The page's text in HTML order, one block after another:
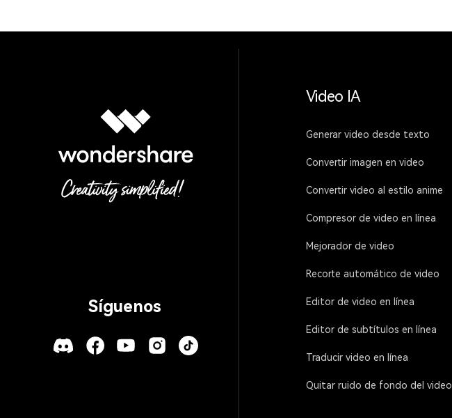
Síguenos
Video IA
Generar video desde texto
Convertir imagen en video
Convertir video al estilo anime
Compresor de video en línea
Mejorador de video
Recorte automático de video
Editor de video en línea
Editor de subtítulos en línea
Traducir video en línea
Quitar ruido de fondo del video